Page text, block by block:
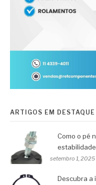
ARTIGOS EM DESTAQUE
Como o pé
setembro 1, 2025
Descubra a